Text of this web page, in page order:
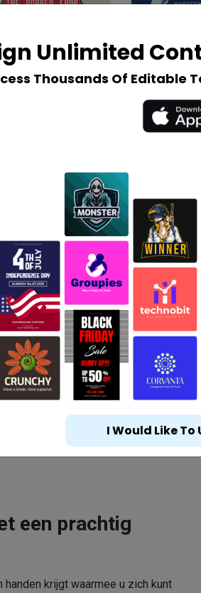
een prachtig
krijgt waarmee u zich kunt
Unlimited
Thousands Of Editable
I Would Like To